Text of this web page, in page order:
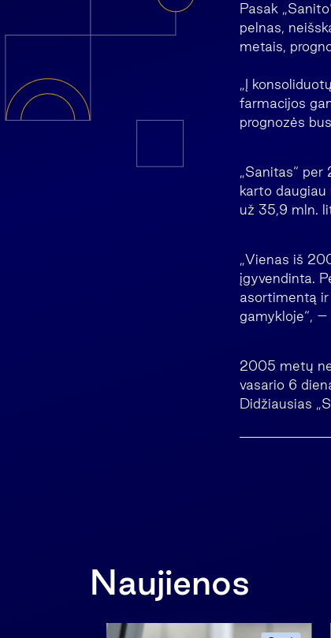
Pasak
pelnas,
metais,
„Į
farmacijos
prognozės
„Sanitas“
karto
už 35,9 mln.
„Vienas iš
įgyvendinta.
asortimentą
gamykloje“,
2005 metų
vasario 6
Didžiausias
Naujienos